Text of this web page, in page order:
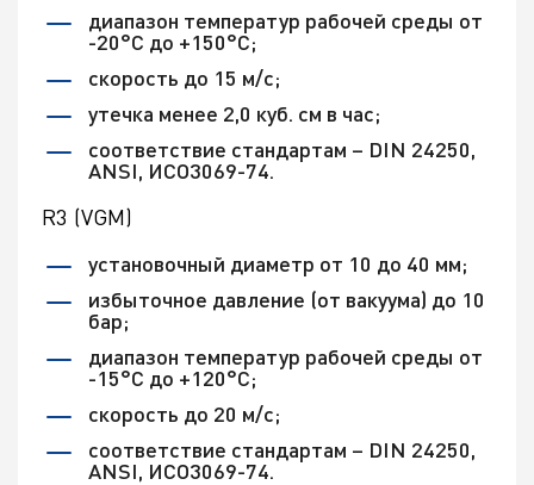
диапазон температур рабочей среды от
-20°С до +150°С;
скорость до 15 м/с;
утечка менее 2,0 куб. см в час;
соответствие стандартам – DIN 24250,
ANSI, ИСО3069-74.
R3 (VGM)
установочный диаметр от 10 до 40 мм;
избыточное давление (от вакуума) до 10
бар;
диапазон температур рабочей среды от
-15°С до +120°С;
скорость до 20 м/с;
соответствие стандартам – DIN 24250,
ANSI, ИСО3069-74.